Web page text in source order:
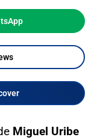
Miguel Uribe